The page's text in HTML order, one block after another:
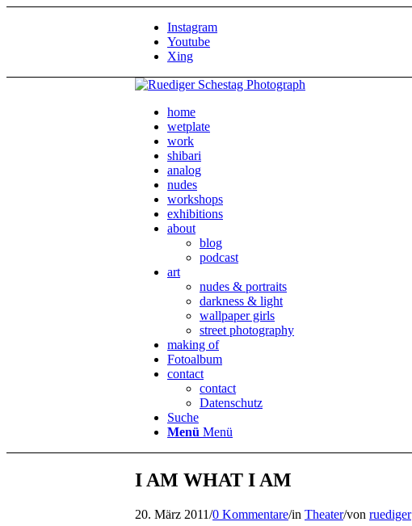
Instagram
Youtube
Xing
home
wetplate
work
shibari
analog
nudes
workshops
exhibitions
about
blog
podcast
art
nudes & portraits
darkness & light
wallpaper girls
street photography
making of
Fotoalbum
contact
contact
Datenschutz
Suche
Menü Menü
I AM WHAT I AM
20. März 2011/0 Kommentare/in Theater/von ruediger